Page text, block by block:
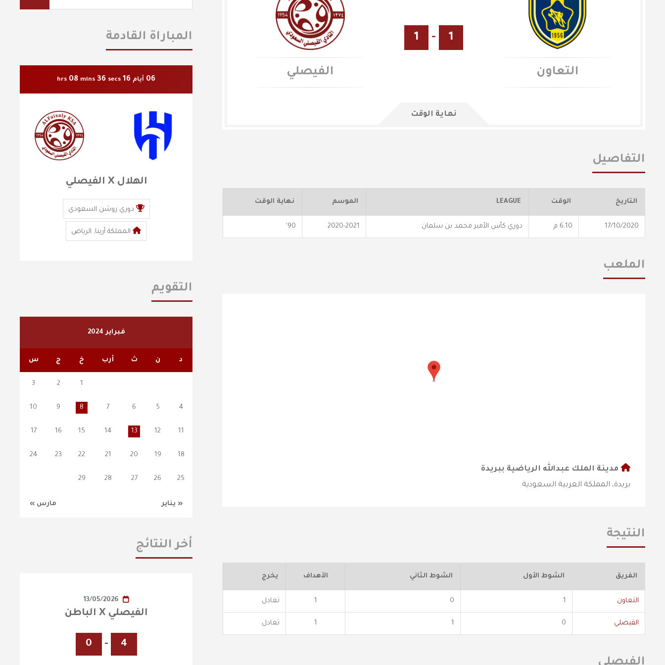
التعاون
1
-
1
الفيصلي
نهاية الوقت
التفاصيل
التاريخ الوقت LEAGUE الموسم نهاية الوقت
17/10/2020 6:10 م دوري كأس الأمير محمد بن سلمان 2020-2021
90'
الملعب
مدينة الملك عبدالله الرياضية ببريدة
بريدة، المملكة العربية السعودية
النتيجة
الفريق الشوط الأول الشوط الثاني الأهداف يخرج
التعاون 1
0
1 تعادل
الفيصلي 0
1
1 تعادل
المباراة القادمة
06 أيام 16
hrs 08 mins 34 secs
الهلال X الفيصلي
دوري روشن السعودي
المملكة أرينا, الرياض
التقويم
فبراير 2024
د ن ث أرب خ ج س
« يناير مارس »
1
2
3
4
5
6
7
8
9
10
11
12
13
14
15
16
17
18
19
20
21
22
23
24
25
26
27
28
29
أخر النتائج
13/05/2026
الفيصلي X الباطن
4
-
0